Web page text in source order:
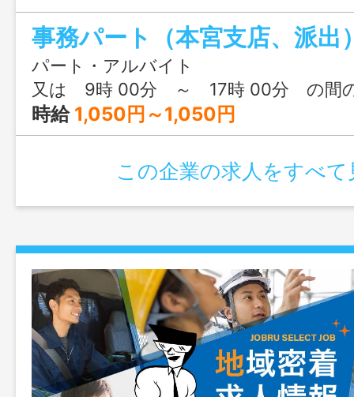
務 ※業務習得後に派出に従事していた
代育成支援対策推進法に基づく認定企業（
省）」 「女性活躍推進法に基づく認定企
省）」 「パートタイム労働者活躍推進企
働省）」 ＝ 働き方改革関連認
事務パート（本宮支店、派出
パート・アルバイト
又は 9時 00分 ～ 17時 00分 の間
時給 1,050円～1,050円
この企業の求人をすべて